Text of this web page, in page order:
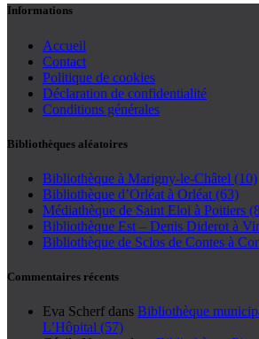
Informations
Accueil
Contact
Politique de cookies
Déclaration de confidentialité
Conditions générales
Bibliothèques aléatoires
Bibliothèque à Marigny-le-Châtel (10)
Bibliothèque d’Orléat à Orléat (63)
Médiathèque de Saint Eloi à Poitiers
Bibliothèque Est – Denis Diderot à
Bibliothèque de Sclos de Contes à
Commentaires récents
Eva Scherf dans Bibliothèque
L’Hôpital (57)